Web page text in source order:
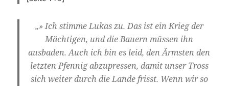
„» Ich stimme Lukas zu. Das ist ein Krieg der
Mächtigen, und die Bauern müssen ihn
ausbaden. Auch ich bin es leid, den Ärmsten den
letzten Pfennig abzupressen, damit unser Tross
sich weiter durch die Lande frisst. Wenn wir so